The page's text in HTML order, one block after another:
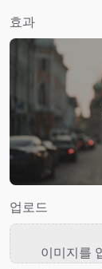
효과
업로드
이미지를